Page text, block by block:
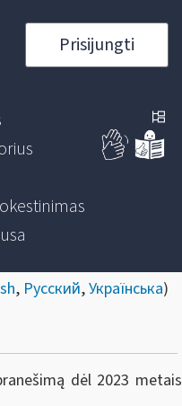
Prisijungti
, Русский,Українська)
dėl 2023 metais